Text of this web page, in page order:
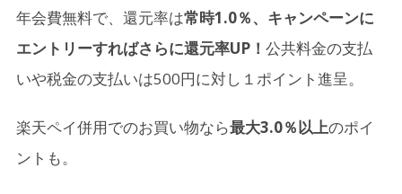
年会費無料で、還元率は常時1.0％、キャンペーンに
エントリーすればさらに還元率UP！ 公共料金の支払
いや税金の支払いは500円に対し１ポイント進呈。
楽天ペイ併用でのお買い物なら最大3.0％以上のポイ
ントも。